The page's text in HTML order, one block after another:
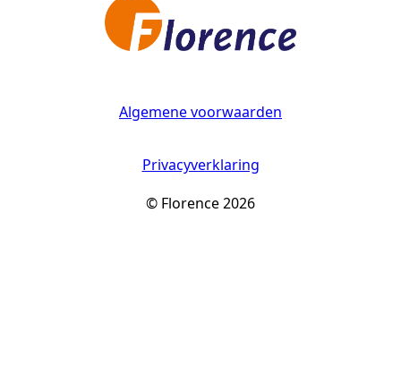
Algemene voorwaarden
Privacyverklaring
© Florence 2026